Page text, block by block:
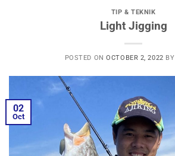
TIP & TEKNIK
Light Jigging
POSTED ONOCTOBER 2, 2022 BY
02
Oct